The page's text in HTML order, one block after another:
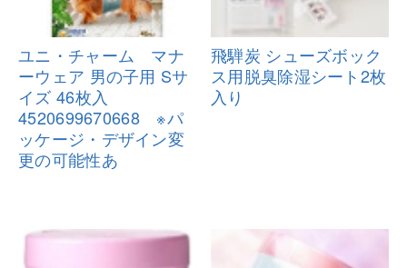
ユニ・チャーム マナ
ーウェア 男の子用 Sサ
イズ 46枚入
4520699670668 ※パ
ッケージ・デザイン変
更の可能性あ
飛騨炭 シューズボック
ス用脱臭除湿シート2枚
入り